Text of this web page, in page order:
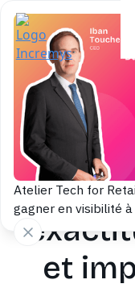
Atelier Tech for
gagner en visibilité
et